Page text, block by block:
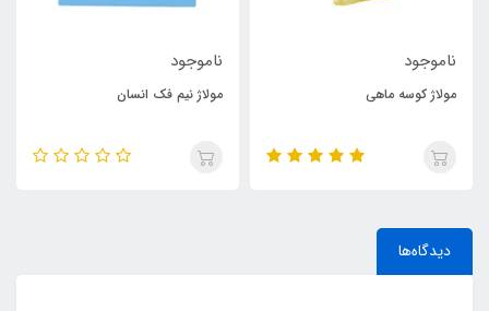
ناموجود
مولاژ کوسه ماهی
ناموجود
مولاژ نیم فک انسان
دیدگاه‌ها